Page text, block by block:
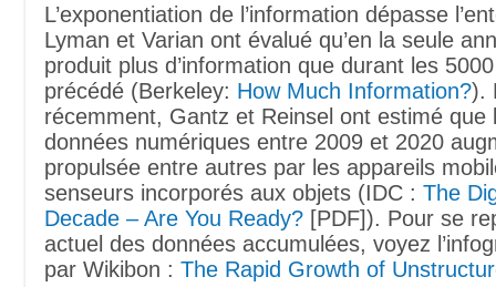
L’exponentiation de l’information dépasse
Lyman et Varian ont évalué qu’en la seule
produit plus d’information que durant les
précédé (Berkeley: How Much Information?).
récemment, Gantz et Reinsel ont estimé que
données numériques entre 2009 et 2020
propulsée entre autres par les appareils
senseurs incorporés aux objets (IDC : The
Decade – Are You Ready? [PDF]). Pour se
actuel des données accumulées, voyez
par Wikibon : The Rapid Growth of